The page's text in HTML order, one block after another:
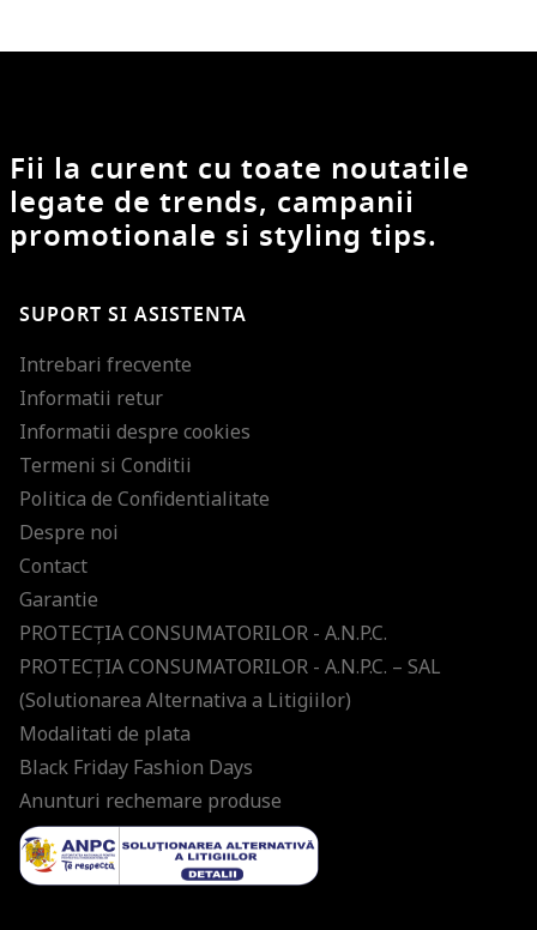
Fii la curent cu toate noutatile
legate de trends, campanii
promotionale si styling tips.
SUPORT SI ASISTENTA
Intrebari frecvente
Informatii retur
Informatii despre cookies
Termeni si Conditii
Politica de Confidentialitate
Despre noi
Contact
Garantie
PROTECŢIA CONSUMATORILOR - A.N.P.C.
PROTECŢIA CONSUMATORILOR - A.N.P.C. – SAL
(Solutionarea Alternativa a Litigiilor)
Modalitati de plata
Black Friday Fashion Days
Anunturi rechemare produse